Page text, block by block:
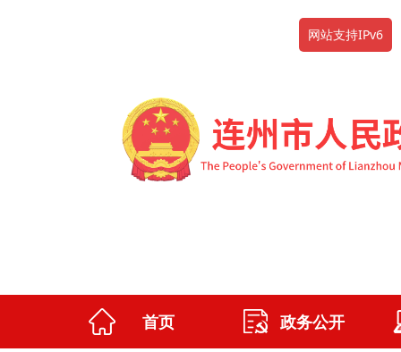
网站支持IPv6
首页 政务公开